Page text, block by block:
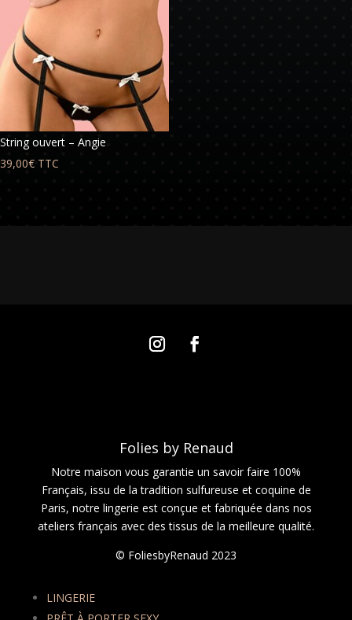
String ouvert – Angie
39,00€ TTC
Folies by Renaud
Notre maison vous garantie un savoir faire 100%
Français, issu de la tradition sulfureuse et coquine de
Paris, notre lingerie est conçue et fabriquée dans nos
ateliers français avec des tissus de la meilleure qualité.
© FoliesbyRenaud 2023
LINGERIE